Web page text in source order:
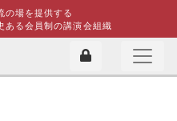
の場を提供する
ある会員制の講演会組織